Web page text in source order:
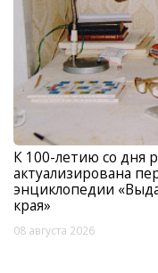
К 100-летию со дня
актуализирована
энциклопедии
края»
08 августа 2026